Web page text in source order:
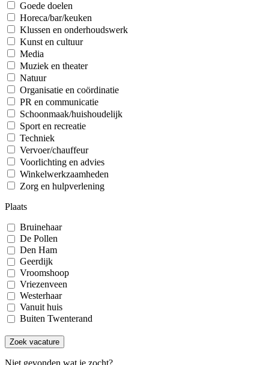
Goede doelen
Horeca/bar/keuken
Klussen en onderhoudswerk
Kunst en cultuur
Media
Muziek en theater
Natuur
Organisatie en coördinatie
PR en communicatie
Schoonmaak/huishoudelijk
Sport en recreatie
Techniek
Vervoer/chauffeur
Voorlichting en advies
Winkelwerkzaamheden
Zorg en hulpverlening
Plaats
Bruinehaar
De Pollen
Den Ham
Geerdijk
Vroomshoop
Vriezenveen
Westerhaar
Vanuit huis
Buiten Twenterand
Zoek vacature